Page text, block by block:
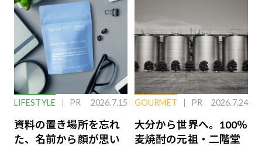
LIFESTYLE PR 2026.7.15
資料の置き場所を忘れ
た、名前から顔が思い
GOURMET PR 2026.7.24
大分から世界へ。100％
麦焼酎の元祖・二階堂